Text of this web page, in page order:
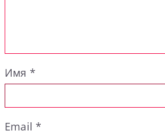
Имя *
Email*